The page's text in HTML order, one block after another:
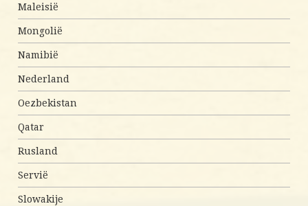
Maleisië
Mongolië
Namibië
Nederland
Oezbekistan
Qatar
Rusland
Servië
Slowakije